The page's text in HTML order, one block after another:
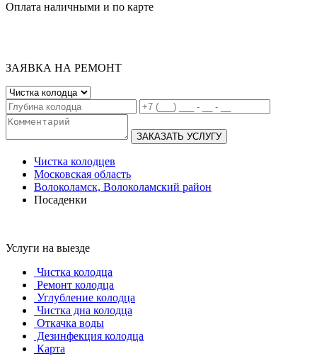
Оплата наличными и по карте
ЗАЯВКА НА РЕМОНТ
ЗАКАЗАТЬ УСЛУГУ
Чистка колодцев
Московская область
Волоколамск, Волоколамский район
Посаденки
Услуги на выезде
Чистка колодца
Ремонт колодца
Углубление колодца
Чистка дна колодца
Откачка воды
Дезинфекция колодца
Карта